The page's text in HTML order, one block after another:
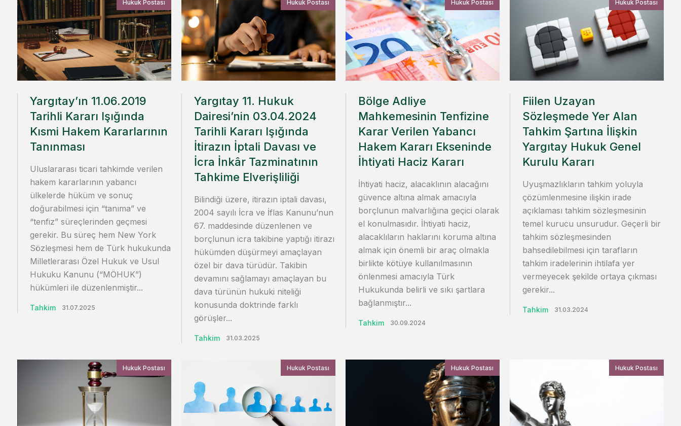
Hukuk Postası
Yargıtay’ın 11.06.2019
Tarihli Kararı Işığında
Kısmi Hakem Kararlarının
Tanınması
Uluslararası ticari tahkimde verilen
hakem kararlarının yabancı
ülkelerde hüküm ve sonuç
doğurabilmesi için “tanıma” ve
“tenfiz” süreçlerinden geçmesi
gerekir. Bu süreç hem New York
Sözleşmesi hem de Türk hukukunda
Milletlerarası Özel Hukuk ve Usul
Hukuku Kanunu (“MÖHUK”)
hükümleri ile düzenlenmiştir...
Tahkim 31.07.2025
Hukuk Postası
Yargıtay 11. Hukuk
Dairesi’nin 03.04.2024
Tarihli Kararı Işığında
İtirazın İptali Davası ve
İcra İnkâr Tazminatının
Tahkime Elverişliliği
Bilindiği üzere, itirazın iptali davası,
2004 sayılı İcra ve İflas Kanunu’nun
67. maddesinde düzenlenen ve
borçlunun icra takibine yaptığı itirazı
hükümden düşürmeyi amaçlayan
özel bir dava türüdür. Takibin
devamını sağlamayı amaçlayan bu
dava türünün hukuki niteliği
konusunda doktrinde farklı
görüşler...
Tahkim 31.03.2025
Hukuk Postası
Bölge Adliye
Mahkemesinin Tenfizine
Karar Verilen Yabancı
Hakem Kararı Ekseninde
İhtiyati Haciz Kararı
İhtiyati haciz, alacaklının alacağını
güvence altına almak amacıyla
borçlunun malvarlığına geçici olarak
el konulmasıdır. İhtiyati haciz,
alacaklıların haklarını koruma altına
almak için önemli bir araç olmakla
birlikte kötüye kullanılmasının
önlenmesi amacıyla Türk
Hukukunda belirli ve sıkı şartlara
bağlanmıştır...
Tahkim 30.09.2024
Hukuk Postası
Fiilen Uzayan
Sözleşmede Yer Alan
Tahkim Şartına İlişkin
Yargıtay Hukuk Genel
Kurulu Kararı
Uyuşmazlıkların tahkim yoluyla
çözümlenmesine ilişkin irade
açıklaması tahkim sözleşmesinin
temel kurucu unsurudur. Geçerli bir
tahkim sözleşmesinden
bahsedilebilmesi için tarafların
tahkim iradelerinin ihtilafa yer
vermeyecek şekilde ortaya çıkması
gerekir...
Tahkim 31.03.2024
Hukuk Postası Hukuk Postası Hukuk Postası Hukuk Postası